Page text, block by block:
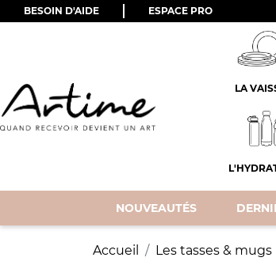
BESOIN D'AIDE ESPACE PRO
LA
NOUVEAUTÉS
Accueil Les tasses & mugs